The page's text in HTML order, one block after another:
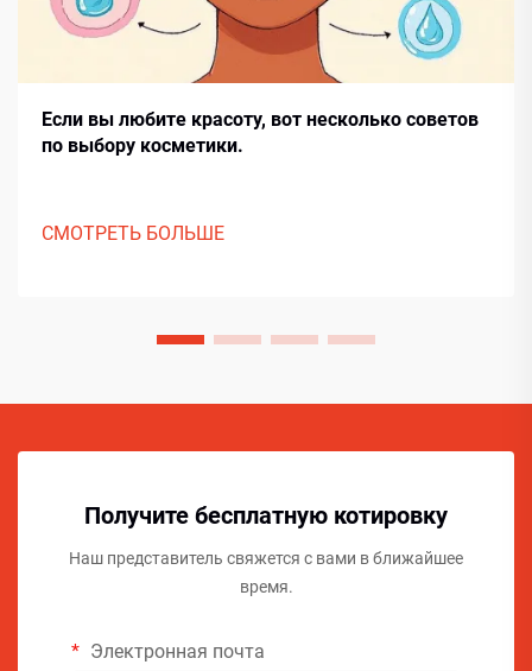
Если вы любите красоту, вот несколько советов
по выбору косметики.
СМОТРЕТЬ БОЛЬШЕ
Получите бесплатную котировку
Наш представитель свяжется с вами в ближайшее
время.
Электронная почта